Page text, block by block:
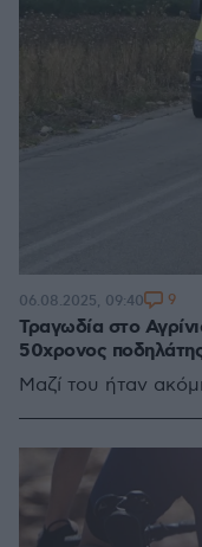
Τραγωδία στο
50χρονος
Μαζί του ήταν
06.08.2025, 09:40 9